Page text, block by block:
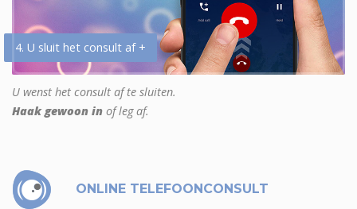
4. U sluit het consult af +
U wenst het consult af te sluiten.
Haak gewoon in of leg af.
ONLINE TELEFOONCONSULT